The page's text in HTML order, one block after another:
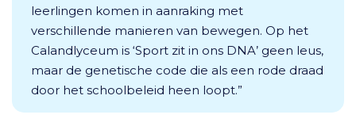
leerlingen komen in aanraking met
verschillende manieren van bewegen. Op het
Calandlyceum is ‘Sport zit in ons DNA’ geen leus,
maar de genetische code die als een rode draad
door het schoolbeleid heen loopt.”